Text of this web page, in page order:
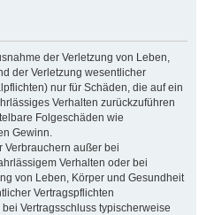
der Verletzung von Leben,
der Verletzung wesentlicher
nur für Schäden, die auf ein
Verhalten zurückzuführen
Folgeschäden wie
Gewinn.
Verbrauchern außer bei
Verhalten oder bei
von Leben, Körper und Gesundheit
Vertragspflichten
Vertragsschluss typischerweise